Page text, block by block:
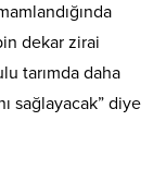
dekar zirai
tarımda daha
sağlayacak” diye